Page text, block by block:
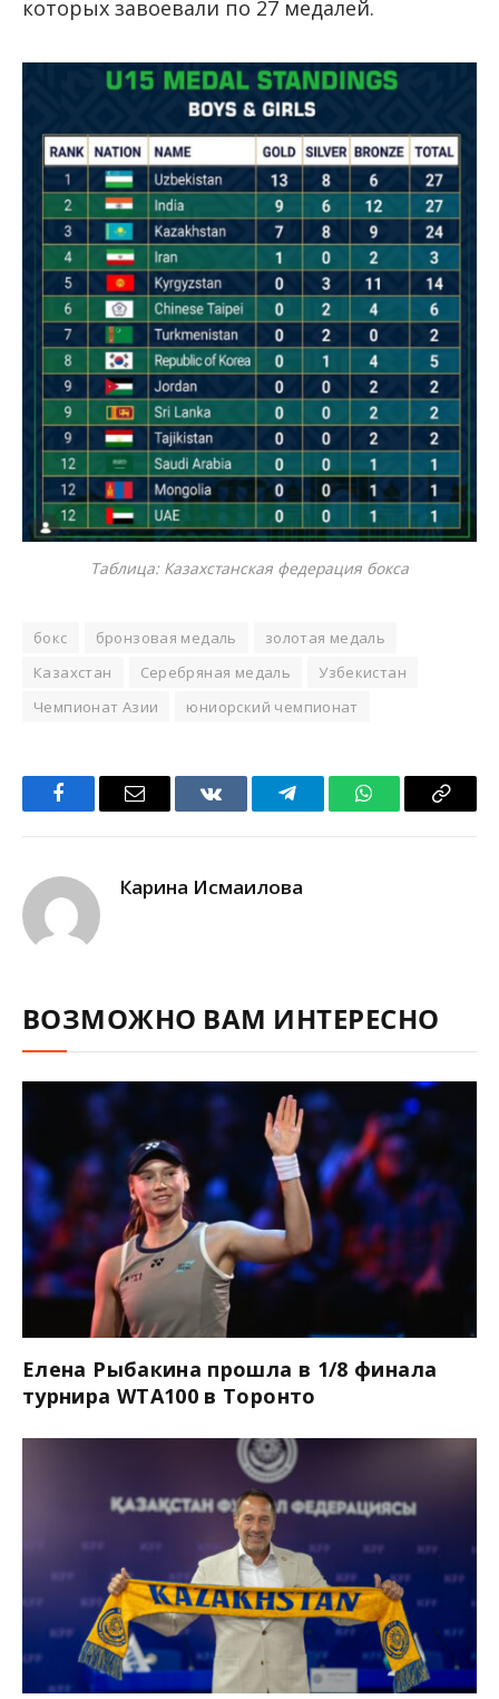
которых завоевали по 27 медалей.
Таблица: Казахстанская федерация бокса
бокс бронзовая медаль
золотая медаль
Казахстан
Серебряная медаль
Узбекистан
Чемпионат Азии
юниорский чемпионат
FacebookEmail VKontakteTelegramWhatsAppCopy
Карина Исмаилова
ВОЗМОЖНО ВАМ ИНТЕРЕСНО
Елена Рыбакина прошла в 1/8 финала
турнира WTA100 в Торонто